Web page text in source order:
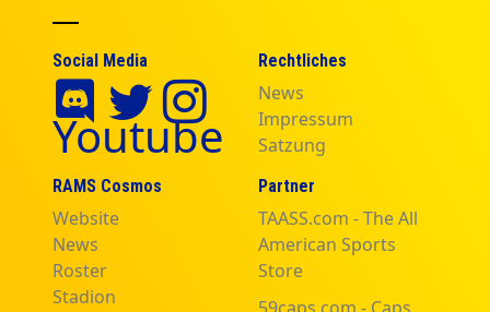
Social Media
Youtube
Rechtliches
News
Impressum
Satzung
RAMS Cosmos
Website
News
Roster
Stadion
Partner
TAASS.com - The All
American Sports
Store